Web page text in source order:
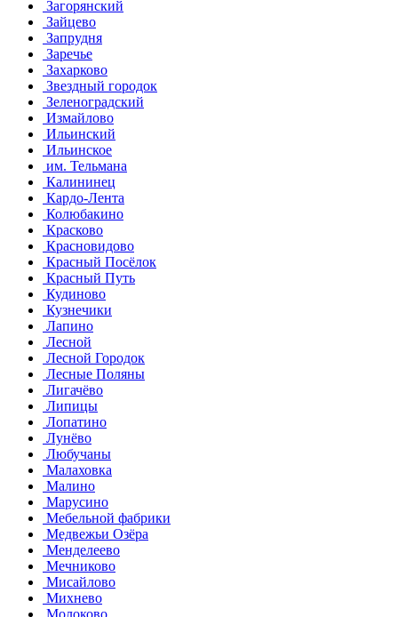
Загорянский
Зайцево
Запрудня
Заречье
Захарково
Звездный городок
Зеленоградский
Измайлово
Ильинский
Ильинское
им. Тельмана
Калининец
Кардо-Лента
Колюбакино
Красково
Красновидово
Красный Посёлок
Красный Путь
Кудиново
Кузнечики
Лапино
Лесной
Лесной Городок
Лесные Поляны
Лигачёво
Липицы
Лопатино
Лунёво
Любучаны
Малаховка
Малино
Марусино
Мебельной фабрики
Медвежьи Озёра
Менделеево
Мечниково
Мисайлово
Михнево
Молоково